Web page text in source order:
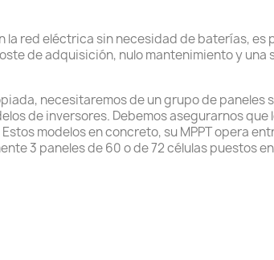
la red eléctrica sin necesidad de baterías, es
de adquisición, nulo mantenimiento y una
necesitaremos de un grupo de paneles
de inversores. Debemos asegurarnos que
modelos en concreto, su MPPT opera
3 paneles de 60 o de 72 células puestos